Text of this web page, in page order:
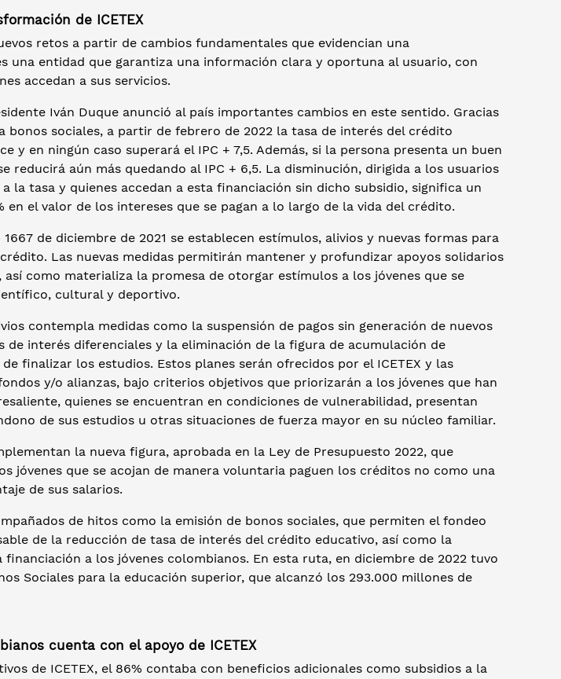
de ICETEX
retos a partir de cambios fundamentales que evidencian una
una entidad que garantiza una información clara y oportuna al usuario, con
accedan a sus servicios.
Iván Duque anunció al país importantes cambios en este sentido. Gracias
bonos sociales, a partir de febrero de 2022 la tasa de interés del crédito
y en ningún caso superará el IPC + 7,5. Además, si la persona presenta un buen
reducirá aún más quedando al IPC + 6,5. La disminución, dirigida a los usuarios
la tasa y quienes accedan a esta financiación sin dicho subsidio, significa un
en el valor de los intereses que se pagan a lo largo de la vida del crédito.
de diciembre de 2021 se establecen estímulos, alivios y nuevas formas para
Las nuevas medidas permitirán mantener y profundizar apoyos solidarios
como materializa la promesa de otorgar estímulos a los jóvenes que se
cultural y deportivo.
contempla medidas como la suspensión de pagos sin generación de nuevos
de interés diferenciales y la eliminación de la figura de acumulación de
finalizar los estudios. Estos planes serán ofrecidos por el ICETEX y las
y/o alianzas, bajo criterios objetivos que priorizarán a los jóvenes que han
quienes se encuentran en condiciones de vulnerabilidad, presentan
de sus estudios u otras situaciones de fuerza mayor en su núcleo familiar.
la nueva figura, aprobada en la Ley de Presupuesto 2022, que
jóvenes que se acojan de manera voluntaria paguen los créditos no como una
de sus salarios.
de hitos como la emisión de bonos sociales, que permiten el fondeo
de la reducción de tasa de interés del crédito educativo, así como la
financiación a los jóvenes colombianos. En esta ruta, en diciembre de 2022 tuvo
Sociales para la educación superior, que alcanzó los 293.000 millones de
cuenta con el apoyo de ICETEX
de ICETEX, el 86% contaba con beneficios adicionales como subsidios a la